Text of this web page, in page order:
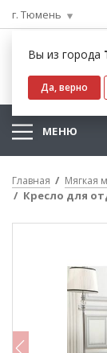
г. Тюмень
Вы из города
Да, верно
МЕНЮ
Главная Мягкая
Кресло для